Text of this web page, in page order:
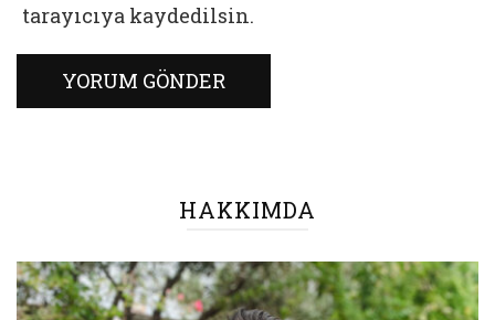
tarayıcıya kaydedilsin.
HAKKIMDA